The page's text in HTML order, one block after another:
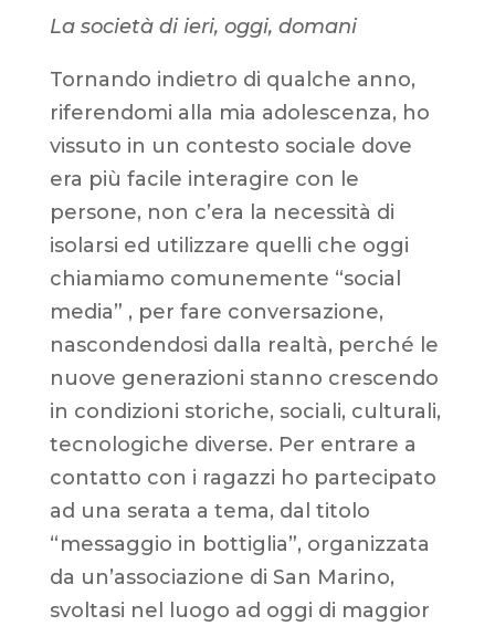
La società di ieri, oggi, domani
Tornando indietro di qualche anno,
riferendomi alla mia adolescenza, ho
vissuto in un contesto sociale dove
era più facile interagire con le
persone, non c’era la necessità di
isolarsi ed utilizzare quelli che oggi
chiamiamo comunemente “social
media” , per fare conversazione,
nascondendosi dalla realtà, perché le
nuove generazioni stanno crescendo
in condizioni storiche, sociali, culturali,
tecnologiche diverse. Per entrare a
contatto con i ragazzi ho partecipato
ad una serata a tema, dal titolo
“messaggio in bottiglia”, organizzata
da un’associazione di San Marino,
svoltasi nel luogo ad oggi di maggior